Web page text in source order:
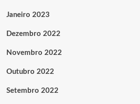
Janeiro 2023
Dezembro 2022
Novembro 2022
Outubro 2022
Setembro 2022